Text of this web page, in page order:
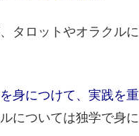
タロットやオラクル
身につけて、 実践を
については独学で身